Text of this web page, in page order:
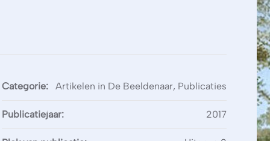
Categorie: Artikelen in De Beeldenaar, Publicaties
Publicatiejaar: 2017